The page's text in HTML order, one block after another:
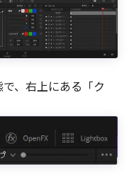
、右上にある「ク